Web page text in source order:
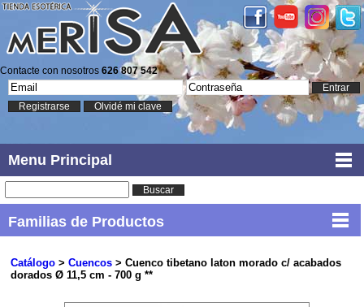
Contacte con nosotros 626 807 542
Entrar
Registrarse
Olvidé mi clave
Menu Principal
Buscar
Familias de Productos
Catálogo> Cuencos> Cuenco tibetano laton morado c/ acabados
dorados Ø 11,5 cm - 700 g **